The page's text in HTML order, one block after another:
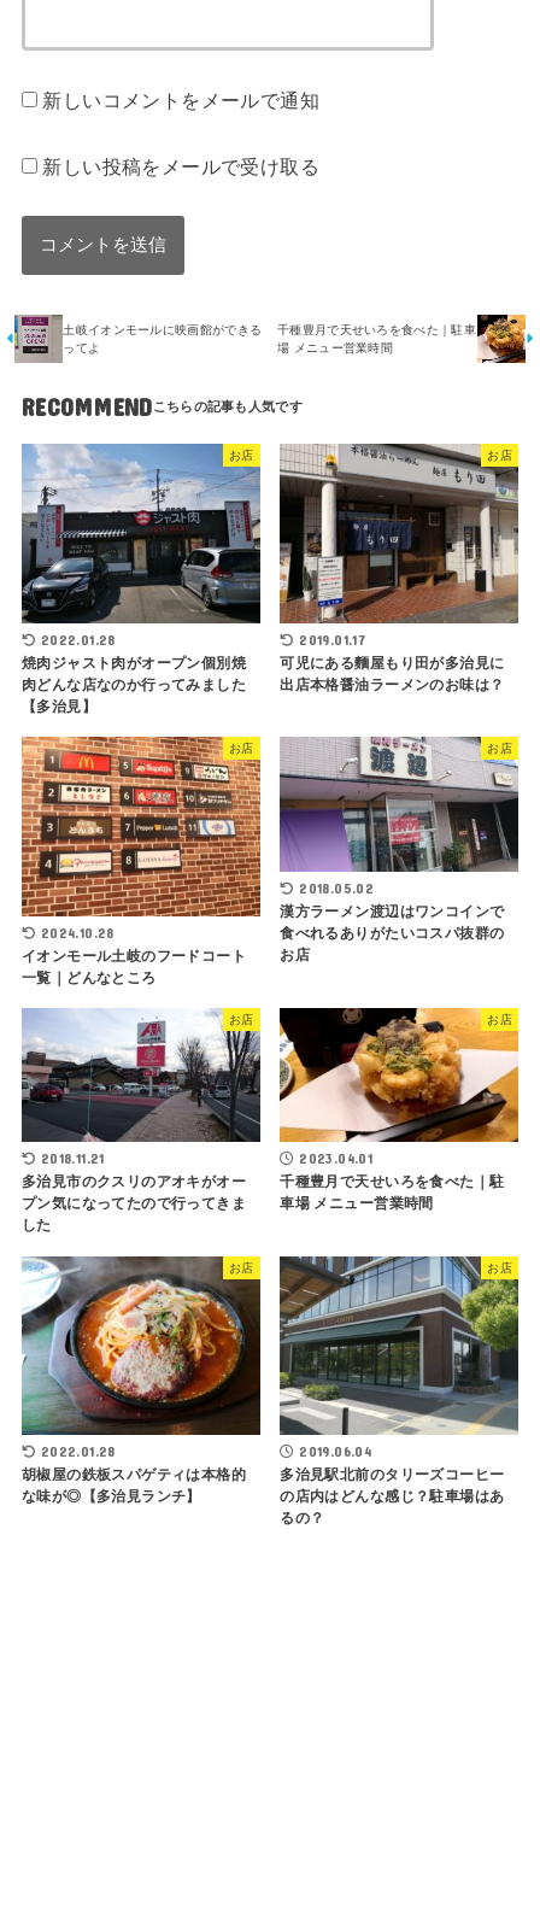
新しいコメントをメールで通知
新しい投稿をメールで受け取る
土岐イオンモールに映画館ができる
ってよ
千種豊月で天せいろを食べた｜駐車
場 メニュー営業時間
RECOMMEND
お店
2022.01.28
焼肉ジャスト肉がオープン個別焼
肉どんな店なのか行ってみました
【多治見】
お店
2019.01.17
可児にある麵屋もり田が多治見に
出店本格醤油ラーメンのお味は？
お店
2024.10.28
イオンモール土岐のフードコート
一覧｜どんなところ
お店
2018.05.02
漢方ラーメン渡辺はワンコインで
食べれるありがたいコスパ抜群の
お店
お店
2018.11.21
多治見市のクスリのアオキがオー
プン気になってたので行ってきま
した
お店
2023.04.01
千種豊月で天せいろを食べた｜駐
車場 メニュー営業時間
お店
2022.01.28
胡椒屋の鉄板スパゲティは本格的
な味が◎【多治見ランチ】
お店
2019.06.04
多治見駅北前のタリーズコーヒー
の店内はどんな感じ？駐車場はあ
るの？